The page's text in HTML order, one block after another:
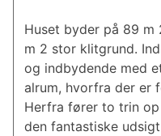
Huset byder på 89 m
m 2 stor klitgrund.
og indbydende med
alrum, hvorfra der er
Herfra fører to trin
den fantastiske